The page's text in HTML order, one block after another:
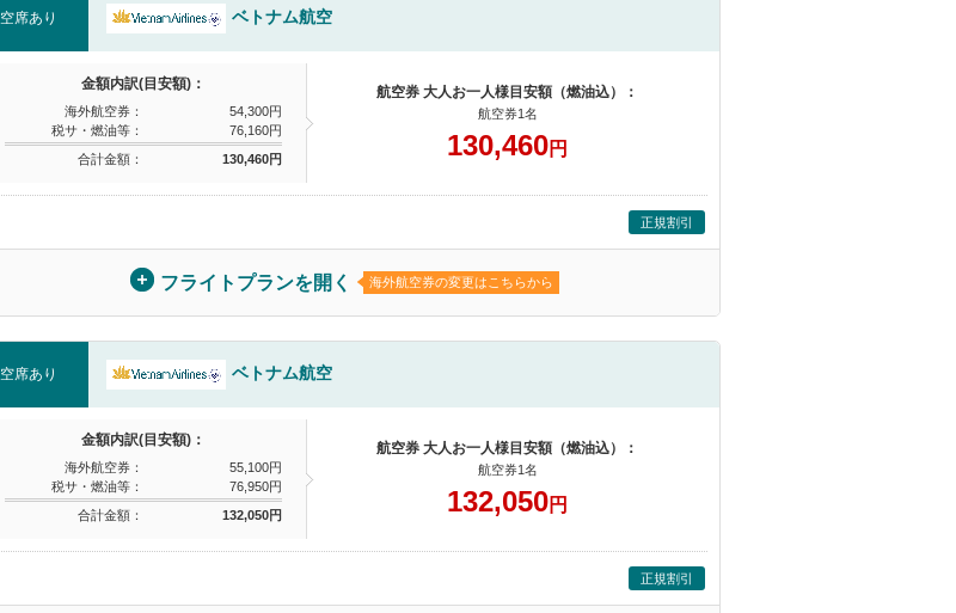
空席あり ベトナム航空
金額内訳(目安額)：
海外航空券：
54,300円
税サ・燃油等：
76,160円
合計金額：
130,460円
航空券 大人お一人様目安額（燃油込）：
航空券1名
130,460円
正規割引
フライトプランを開く 海外航空券の変更はこちらから
空席あり ベトナム航空
金額内訳(目安額)：
海外航空券：
55,100円
税サ・燃油等：
76,950円
合計金額：
132,050円
航空券 大人お一人様目安額（燃油込）：
航空券1名
132,050円
正規割引